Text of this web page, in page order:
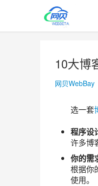
10大博
网贝WebBay
选一套
程序设
许多博
你的需
根据你
使用。